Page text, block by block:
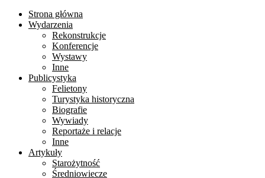
Strona główna
Wydarzenia
Rekonstrukcje
Konferencje
Wystawy
Inne
Publicystyka
Felietony
Turystyka historyczna
Biografie
Wywiady
Reportaże i relacje
Inne
Artykuły
Starożytność
Średniowiecze